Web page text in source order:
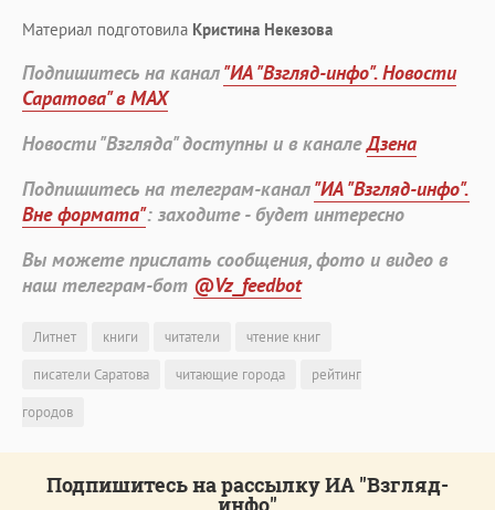
Материал подготовила Кристина Некезова
Подпишитесь на канал"ИА "Взгляд-инфо". Новости
Саратова" в MAX
Новости "Взгляда" доступны и в каналеДзена
Подпишитесь на телеграм-канал"ИА "Взгляд-инфо".
Вне формата": заходите - будет интересно
Вы можете прислать сообщения, фото и видео в
наш телеграм-бот @Vz_feedbot
Литнет книги читатели
чтение книг
писатели Саратова
читающие города
рейтинг
городов
Подпишитесь на рассылку ИА "Взгляд-
инфо"